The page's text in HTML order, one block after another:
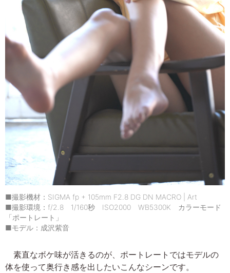
■撮影機材：SIGMA fp + 105mm F2.8 DG DN MACRO | Art
■撮影環境：f/2.8 1/160秒 ISO2000 WB5300K カラーモード
「ポートレート」
■モデル：成沢紫音
素直なボケ味が活きるのが、ポートレートではモデルの
体を使って奥行き感を出したいこんなシーンです。